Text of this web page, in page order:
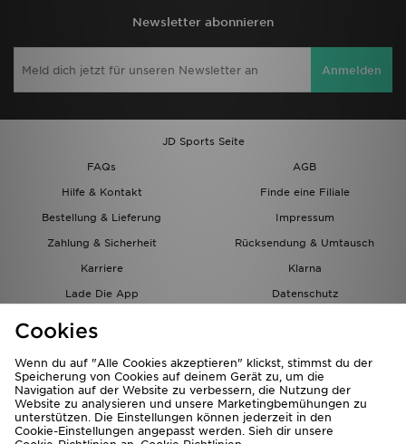
Newsletter abonnieren
Anmelden
JD Sports Seite
FAQs
AGB
Hilfe & Kontakt
Finde eine Filiale
Bestellung & Lieferung
Impressum
Zahlung & Sicherheit
Rücksendung & Umtausch
Karriere
Klarna
Lade Die App
Datenschutz
Cookies
Wenn du auf "Alle Cookies akzeptieren" klickst, stimmst du der
Speicherung von Cookies auf deinem Gerät zu, um die
Navigation auf der Website zu verbessern, die Nutzung der
Website zu analysieren und unsere Marketingbemühungen zu
unterstützen. Die Einstellungen können jederzeit in den
Cookie-Einstellungen angepasst werden. Sieh dir unsere